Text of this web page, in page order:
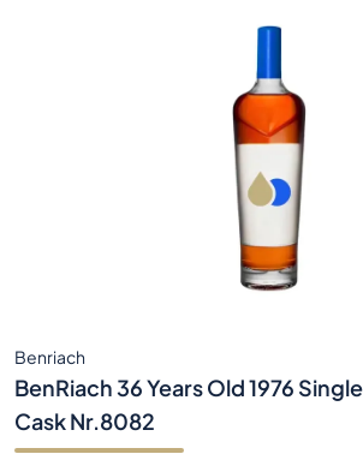
Benriach
BenRiach 36 Years Old 1976
Cask Nr.8082